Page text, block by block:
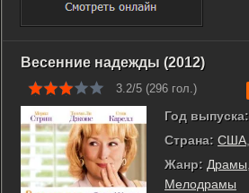
Весенние надежды (2012)
3.2/5 (296 гол.)
Год выпуска:
Страна: США
Жанр: Драмы
Мелодрамы